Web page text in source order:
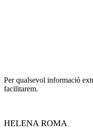
Per qualsevol informació
facilitarem.
HELENA ROMA